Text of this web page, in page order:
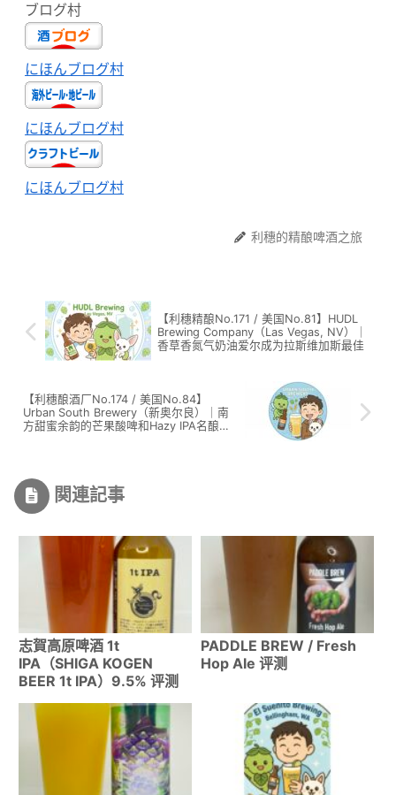
ブログ村
にほんブログ村
にほんブログ村
にほんブログ村
利穗的精酿啤酒之旅
【利穗精酿No.171 / 美国No.81】HUDL
Brewing Company（Las Vegas, NV）｜
香草香氮气奶油爱尔成为拉斯维加斯最佳
【利穗酿酒厂No.174 / 美国No.84】
Urban South Brewery（新奥尔良）｜南
方甜蜜余韵的芒果酸啤和Hazy IPA名酿酒
関連記事
志賀高原啤酒 1t
IPA（SHIGA KOGEN
BEER 1t IPA）9.5% 评测
PADDLE BREW / Fresh
Hop Ale 评测